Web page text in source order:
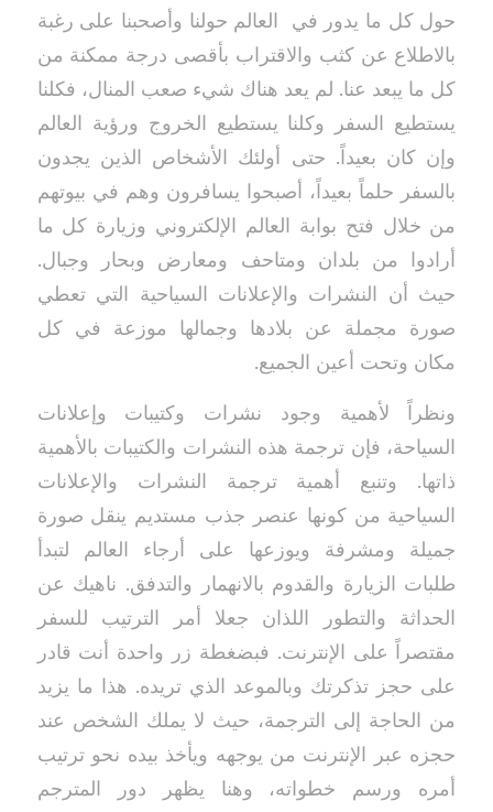
حول كل ما يدور في العالم حولنا وأصحبنا على رغبة
بالاطلاع عن كثب والاقتراب بأقصى درجة ممكنة من
كل ما يبعد عنا. لم يعد هناك شيء صعب المنال، فكلنا
يستطيع السفر وكلنا يستطيع الخروج ورؤية العالم
وإن كان بعيداً. حتى أولئك الأشخاص الذين يجدون
بالسفر حلماً بعيداً، أصبحوا يسافرون وهم في بيوتهم
من خلال فتح بوابة العالم الإلكتروني وزيارة كل ما
أرادوا من بلدان ومتاحف ومعارض وبحار وجبال.
حيث أن النشرات والإعلانات السياحية التي تعطي
صورة مجملة عن بلادها وجمالها موزعة في كل
مكان وتحت أعين الجميع.
ونظراً لأهمية وجود نشرات وكتيبات وإعلانات
السياحة، فإن ترجمة هذه النشرات والكتيبات بالأهمية
ذاتها. وتنبع أهمية ترجمة النشرات والإعلانات
السياحية من كونها عنصر جذب مستديم ينقل صورة
جميلة ومشرفة ويوزعها على أرجاء العالم لتبدأ
طلبات الزيارة والقدوم بالانهمار والتدفق. ناهيك عن
الحداثة والتطور اللذان جعلا أمر الترتيب للسفر
مقتصراً على الإنترنت. فبضغطة زر واحدة أنت قادر
على حجز تذكرتك وبالموعد الذي تريده. هذا ما يزيد
من الحاجة إلى الترجمة، حيث لا يملك الشخص عند
حجزه عبر الإنترنت من يوجهه ويأخذ بيده نحو ترتيب
أمره ورسم خطواته، وهنا يظهر دور المترجم